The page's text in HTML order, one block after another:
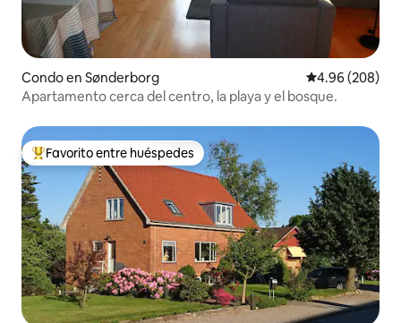
Condo en Sønderborg Calificación
4.96 (208)
Apartamento cerca del centro, la playa y el bosque.
Favorito entre huéspedes preferido
Favorito entre huéspedes